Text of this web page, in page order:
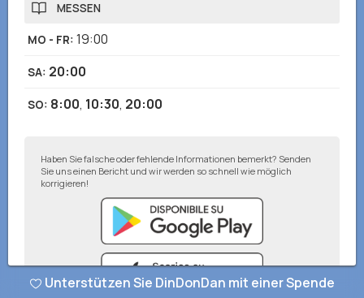
MESSEN
MO - FR: 19:00
SA: 20:00
SO: 8:00, 10:30, 20:00
Haben Sie falsche oder fehlende Informationen bemerkt? Senden
Sie uns einen Bericht und wir werden so schnell wie möglich
korrigieren!
Unterstützen Sie DinDonDan mit einer Spende